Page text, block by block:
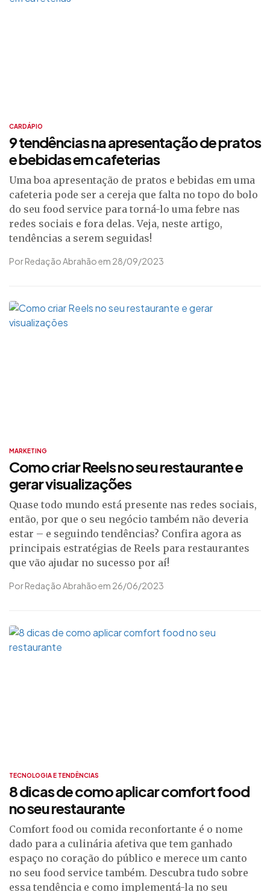
CARDÁPIO
9 tendências na apresentação de pratos
e bebidas em cafeterias
Uma boa apresentação de pratos e bebidas em uma
cafeteria pode ser a cereja que falta no topo do bolo
do seu food service para torná-lo uma febre nas
redes sociais e fora delas. Veja, neste artigo,
tendências a serem seguidas!
Por Redação Abrahão em 28/09/2023
MARKETING
Como criar Reels no seu restaurante e
gerar visualizações
Quase todo mundo está presente nas redes sociais,
então, por que o seu negócio também não deveria
estar – e seguindo tendências? Confira agora as
principais estratégias de Reels para restaurantes
que vão ajudar no sucesso por aí!
Por Redação Abrahão em 26/06/2023
TECNOLOGIA E TENDÊNCIAS
8 dicas de como aplicar comfort food
no seu restaurante
Comfort food ou comida reconfortante é o nome
dado para a culinária afetiva que tem ganhado
espaço no coração do público e merece um canto
no seu food service também. Descubra tudo sobre
essa tendência e como implementá-la no seu